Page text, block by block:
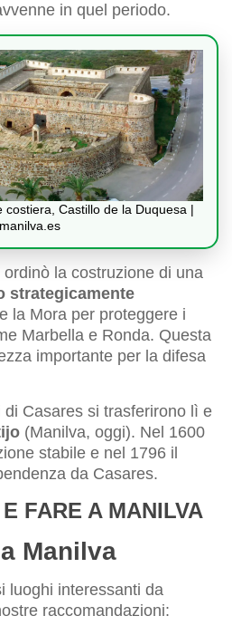
in quel periodo.
costiera, Castillo de la Duquesa |
manilva.es
la costruzione di una
strategicamente
la Mora per proteggere i
Marbella e Ronda. Questa
importante per la difesa
di Casares si trasferirono lì e
(Manilva, oggi). Nel 1600
stabile e nel 1796 il
da Casares.
FARE A MANILVA
Manilva
luoghi interessanti da
raccomandazioni: